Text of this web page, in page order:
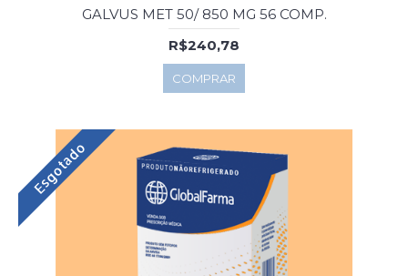
GALVUS MET 50/ 850 MG 56 COMP.
R$240,78
COMPRAR
Esgotado